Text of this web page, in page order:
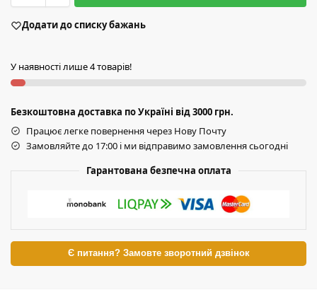
Додати до списку бажань
У наявності лише 4 товарів!
Безкоштовна доставка по Україні від 3000 грн.
Працює легке повернення через Нову Почту
Замовляйте до 17:00 і ми відправимо замовлення сьогодні
Гарантована безпечна оплата
Є питання? Замовте зворотний дзвінок